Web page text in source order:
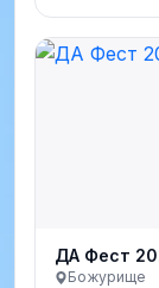
ДА Фест
Божурище